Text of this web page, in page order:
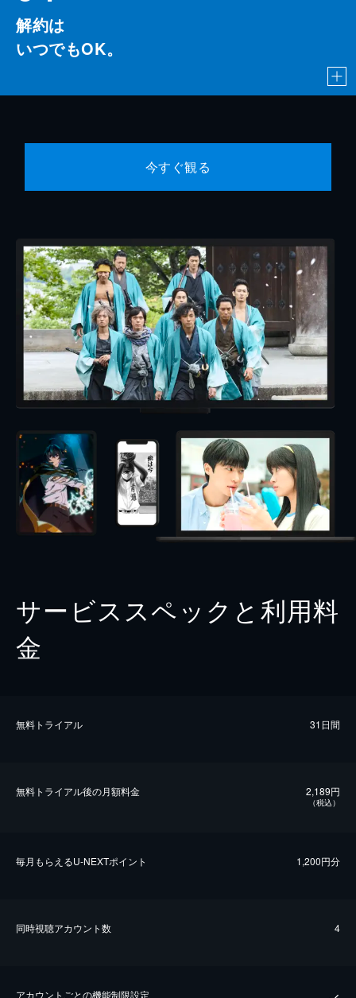
解約は
いつでもOK。
今すぐ観る
サービススペックと利用料
金
無料トライアル 31日間
無料トライアル後の⽉額料金 2,189円
（税込）
毎⽉もらえるU-NEXTポイント 1,200円分
同時視聴アカウント数 4
アカウントごとの機能制限設定